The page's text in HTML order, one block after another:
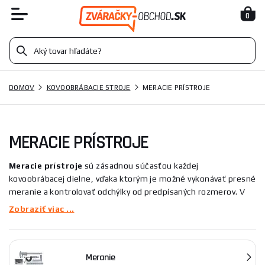
0
DOMOV KOVOOBRÁBACIE STROJE MERACIE PRÍSTROJE
MERACIE PRÍSTROJE
Meracie prístroje sú zásadnou súčasťou každej
kovoobrábacej dielne, vďaka ktorým je možné vykonávať presné
meranie a kontrolovať odchýlky od predpísaných rozmerov. V
tejto kategórii nájdete širokú škálu prístrojov, ktoré sa
Prístroje na meranie sa používajú na kontrolu rozmerov,
napríklad pri vystreďovaní rotačných obrobkov, na overovanie
Zobraziť viac ...
Meranie